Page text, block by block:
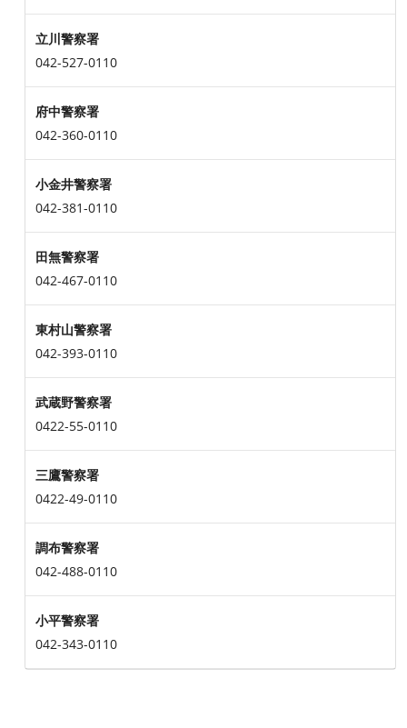
立川警察署
042-527-0110
府中警察署
042-360-0110
小金井警察署
042-381-0110
田無警察署
042-467-0110
東村山警察署
042-393-0110
武蔵野警察署
0422-55-0110
三鷹警察署
0422-49-0110
調布警察署
042-488-0110
小平警察署
042-343-0110